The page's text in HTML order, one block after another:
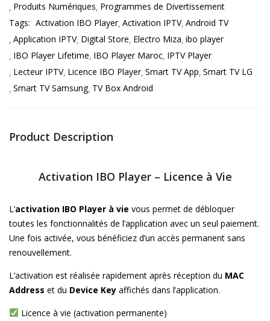
Produits Numériques Programmes de Divertissement
Tags: Activation IBO Player Activation IPTV Android TV
Application IPTV Digital Store Electro Miza ibo player
IBO Player Lifetime IBO Player Maroc IPTV Player
Lecteur IPTV Licence IBO Player Smart TV App Smart TV LG
Smart TV Samsung TV Box Android
Product Description
Activation IBO Player – Licence à Vie
L’activation IBO Player à vie vous permet de débloquer
toutes les fonctionnalités de l’application avec un seul paiement.
Une fois activée, vous bénéficiez d’un accès permanent sans
renouvellement.
L’activation est réalisée rapidement après réception du MAC
Address et du Device Key affichés dans l’application.
Licence à vie (activation permanente)